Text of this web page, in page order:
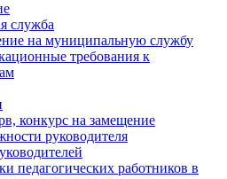
служба
на муниципальную службу
требования к
конкурс на замещение
руководителя
педагогических работников в